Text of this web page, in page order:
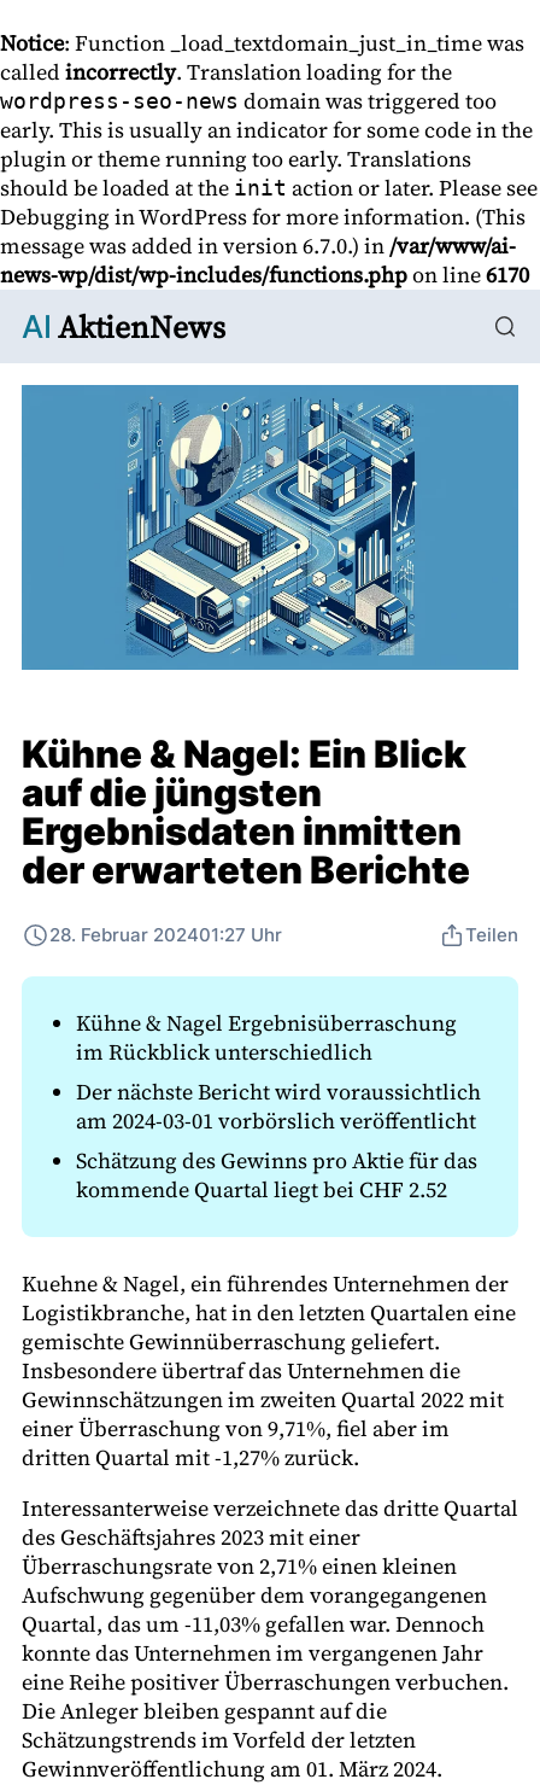
Notice: Function _load_textdomain_just_in_time was
called incorrectly. Translation loading for the
wordpress-seo-news domain was triggered too
early. This is usually an indicator for some code in the
plugin or theme running too early. Translations
should be loaded at the init action or later. Please see
Debugging in WordPressfor more information. (This
message was added in version 6.7.0.) in/var/www/ai-
news-wp/dist/wp-includes/functions.phpon line6170
AI AktienNews
Kühne & Nagel: Ein Blick
auf die jüngsten
Ergebnisdaten inmitten
der erwarteten Berichte
28. Februar 202401:27 Uhr Teilen
Kühne & Nagel Ergebnisüberraschung
im Rückblick unterschiedlich
Der nächste Bericht wird voraussichtlich
am 2024-03-01 vorbörslich veröffentlicht
Schätzung des Gewinns pro Aktie für das
kommende Quartal liegt bei CHF 2.52
Kuehne & Nagel, ein führendes Unternehmen der
Logistikbranche, hat in den letzten Quartalen eine
gemischte Gewinnüberraschung geliefert.
Insbesondere übertraf das Unternehmen die
Gewinnschätzungen im zweiten Quartal 2022 mit
einer Überraschung von 9,71%, fiel aber im
dritten Quartal mit -1,27% zurück.
Interessanterweise verzeichnete das dritte Quartal
des Geschäftsjahres 2023 mit einer
Überraschungsrate von 2,71% einen kleinen
Aufschwung gegenüber dem vorangegangenen
Quartal, das um -11,03% gefallen war. Dennoch
konnte das Unternehmen im vergangenen Jahr
eine Reihe positiver Überraschungen verbuchen.
Die Anleger bleiben gespannt auf die
Schätzungstrends im Vorfeld der letzten
Gewinnveröffentlichung am 01. März 2024.